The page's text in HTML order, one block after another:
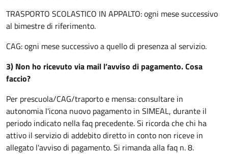
TRASPORTO SCOLASTICO IN APPALTO: ogni mese successivo
al bimestre di riferimento.
CAG: ogni mese successivo a quello di presenza al servizio.
3) Non ho ricevuto via mail l’avviso di pagamento. Cosa
faccio?
Per prescuola/CAG/traporto e mensa: consultare in
autonomia l'icona nuovo pagamento in SIMEAL, durante il
periodo indicato nella faq precedente.Si ricorda che chi ha
attivo il servizio di addebito diretto in conto non riceve in
allegato l'avviso di pagamento. Si rimanda alla faq n. 8.